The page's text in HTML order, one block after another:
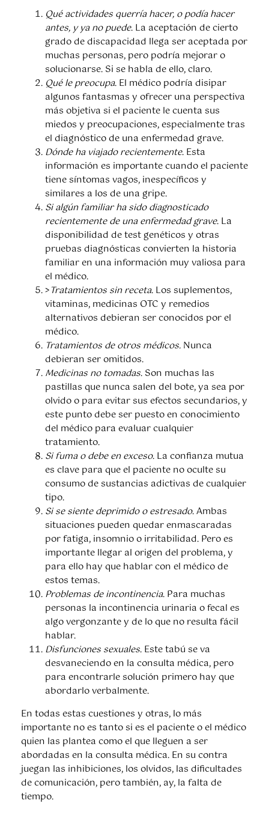
Qué actividades querría hacer, o podía hacer
antes, y ya no puede. La aceptación de cierto
grado de discapacidad llega ser aceptada por
muchas personas, pero podría mejorar o
solucionarse. Si se habla de ello, claro.
Qué le preocupa. El médico podría disipar
algunos fantasmas y ofrecer una perspectiva
más objetiva si el paciente le cuenta sus
miedos y preocupaciones, especialmente tras
el diagnóstico de una enfermedad grave.
Dónde ha viajado recientemente. Esta
información es importante cuando el paciente
tiene síntomas vagos, inespecíficos y
similares a los de una gripe.
Si algún familiar ha sido diagnosticado
recientemente de una enfermedad grave. La
disponibilidad de test genéticos y otras
pruebas diagnósticas convierten la historia
familiar en una información muy valiosa para
el médico.
>Tratamientos sin receta. Los suplementos,
vitaminas, medicinas OTC y remedios
alternativos debieran ser conocidos por el
médico.
Tratamientos de otros médicos.Nunca
debieran ser omitidos.
Medicinas no tomadas. Son muchas las
pastillas que nunca salen del bote, ya sea por
olvido o para evitar sus efectos secundarios, y
este punto debe ser puesto en conocimiento
del médico para evaluar cualquier
tratamiento.
Si fuma o debe en exceso. La confianza mutua
es clave para que el paciente no oculte su
consumo de sustancias adictivas de cualquier
tipo.
Si se siente deprimido o estresado. Ambas
situaciones pueden quedar enmascaradas
por fatiga, insomnio o irritabilidad. Pero es
importante llegar al origen del problema, y
para ello hay que hablar con el médico de
estos temas.
Problemas de incontinencia. Para muchas
personas la incontinencia urinaria o fecal es
algo vergonzante y de lo que no resulta fácil
hablar.
Disfunciones sexuales. Este tabú se va
desvaneciendo en la consulta médica, pero
para encontrarle solución primero hay que
abordarlo verbalmente.
En todas estas cuestiones y otras, lo más
importante no es tanto si es el paciente o el médico
quien las plantea como el que lleguen a ser
abordadas en la consulta médica. En su contra
juegan las inhibiciones, los olvidos, las dificultades
de comunicación, pero también, ay, la falta de
tiempo.